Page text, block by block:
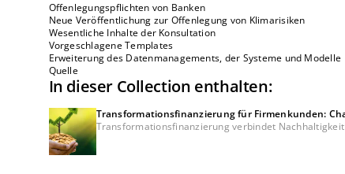
Offenlegungspflichten von Banken
Neue Veröffentlichung zur Offenlegung von Klimarisiken
Wesentliche Inhalte der Konsultation
Vorgeschlagene Templates
Erweiterung des Datenmanagements, der Systeme und Modelle
Quelle
In dieser Collection enthalten:
Transformationsfinanzierung für Firmenkunden:
Transformationsfinanzierung verbindet